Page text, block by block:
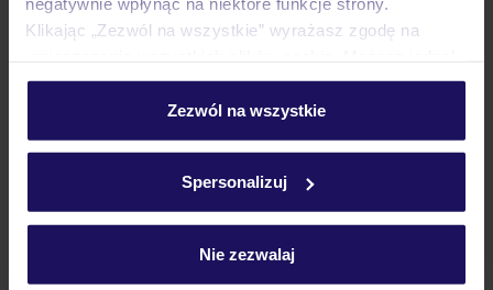
Klikając „Zezwól na wszystkie” wyrażasz zgodę na
personalizować swój wybór wchodząc w zakładkę
Szczegółowe informacje o plikach cookie znajdziesz
Zezwól na wszystkie
Spersonalizuj
Nie zezwalaj
Wyżywienie
Ważne informacje